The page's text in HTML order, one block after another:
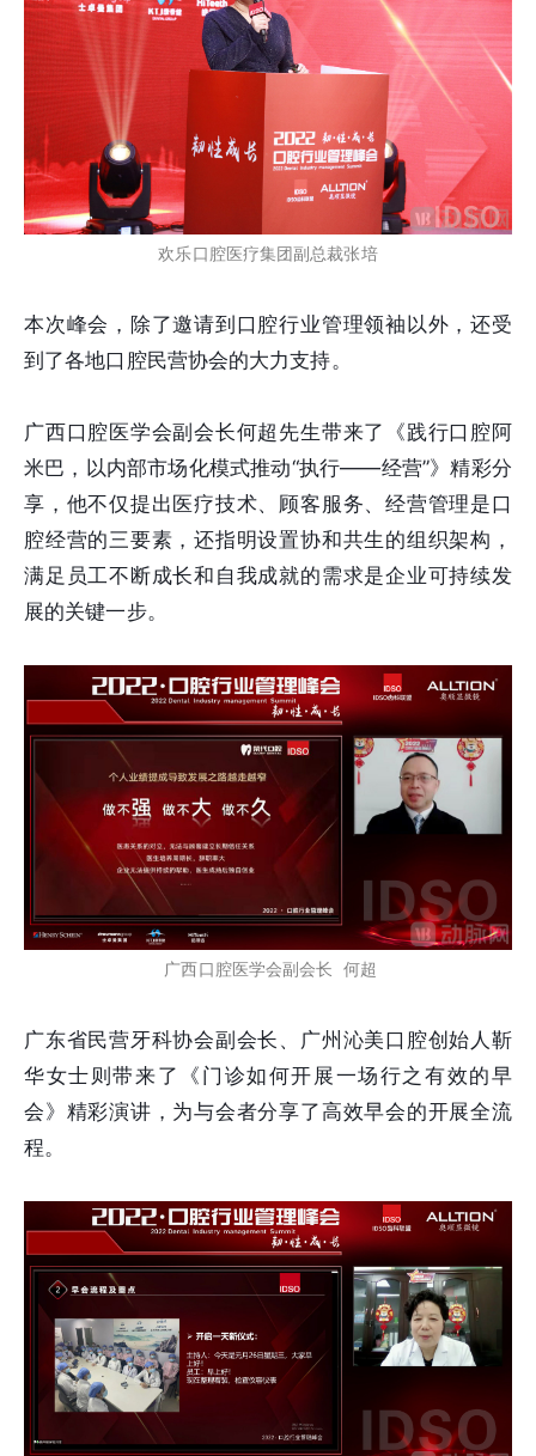
欢乐口腔医疗集团副总裁张培
本次峰会，除了邀请到口腔行业管理领袖以外，还受
到了各地口腔民营协会的大力支持。
广西口腔医学会副会长何超先生带来了《践行口腔阿
米巴，以内部市场化模式推动“执行——经营”》精彩分
享，他不仅提出医疗技术、顾客服务、经营管理是口
腔经营的三要素，还指明设置协和共生的组织架构，
满足员工不断成长和自我成就的需求是企业可持续发
展的关键一步。
广西口腔医学会副会长 何超
广东省民营牙科协会副会长、广州沁美口腔创始人靳
华女士则带来了《门诊如何开展一场行之有效的早
会》精彩演讲，为与会者分享了高效早会的开展全流
程。